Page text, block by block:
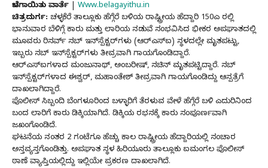
ಬೆಳಗಾಯಿತು ವಾರ್ತೆ
Www.belagayithu.in
ಚಿತ್ರದುರ್ಗ: ಚಳ್ಳಕೆರೆ ತಾಲ್ಲೂಕು ಹೆಗ್ಗೆರೆ ಬಳಿಯ ರಾಷ್ಟ್ರೀಯ ಹೆದ್ದಾರಿ 150ಎ ರಲ್ಲಿ
ಭಾನುವಾರ ಬೆಳಿಗ್ಗೆ ಕಾರು ಮತ್ತು ಲಾರಿಯ ನಡುವೆ ಸಂಭವಿಸಿದ ಭೀಕರ ಅಪಘಾತದಲ್ಲಿ
ಮೂವರು ರಿಸರ್ವ್‌ ಸಬ್‌ ಇನ್‌ಸ್ಪೆಕ್ಟರ್‌ಗಳು (ಆರ್‌ಎಸ್‌ಐ) ಸ್ಥಳದಲ್ಲೇ ಮೃತಪಟ್ಟು,
ಇಬ್ಬರು ಸಬ್‌ ಇನ್‌ಸ್ಪೆಕ್ಟರ್‌ಗಳು ತೀವ್ರವಾಗಿ ಗಾಯಗೊಂಡಿದ್ದಾರೆ.
ಆರ್‌ಎಸ್‌ಐಗಳಾದ ಮಂಜುನಾಥ್, ಅಂಬರೀಷ್, ಸಚಿನ್ ಮೃತಪಟ್ಟಿದ್ದಾರೆ. ಸಬ್‌
ಇನ್‌ಸ್ಪೆಕ್ಟರ್‌ಗಳಾದ ಈಶ್ವರ್‌, ಮಹಾಂತೇಶ್‌ ತೀವ್ರವಾಗಿ ಗಾಯಗೊಂಡಿದ್ದು ಆಸ್ಪತ್ರೆಗೆ
ದಾಖಲಾಗಿದ್ದಾರೆ.
ಪೊಲೀಸ್‌ ಸಿಬ್ಬಂದಿ ಬೆಂಗಳೂರಿಂದ ಬಳ್ಳಾರಿಗೆ ತೆರಳುವ ವೇಳೆ ಹೆಗ್ಗೆರೆ ಬಳಿ ಎದುರಿನಿಂದ
ಬಂದ ಲಾರಿಗೆ ಕಾರು ಡಿಕ್ಕಿಯಾಗಿದೆ. ಡಿಕ್ಕಿಯ ರಭಸಕ್ಕೆ ಕಾರು ಸಂಪೂರ್ಣವಾಗಿ
ಜಖಂಗೊಂಡಿದೆ.
ಘಟನೆಯ ನಂತರ 2 ಗಂಟೆಗೂ ಹೆಚ್ಚು ಕಾಲ ರಾಷ್ಟ್ರೀಯ ಹೆದ್ದಾರಿಯಲ್ಲಿ ಸಂಚಾರ
ಅಸ್ತವ್ಯಸ್ತಗೊಂಡಿತ್ತು. ಅಪಘಾತ ಸ್ಥಳ ಹಿರಿಯೂರು ತಾಲ್ಲೂಕು ಐಮಂಗಲ ಪೊಲೀಸ್‌
ಠಾಣೆ ವ್ಯಾಪ್ತಿಯಲ್ಲಿದ್ದು ಇಲ್ಲಿಯೇ ಪ್ರಕರಣ ದಾಖಲಾಗಿದೆ.